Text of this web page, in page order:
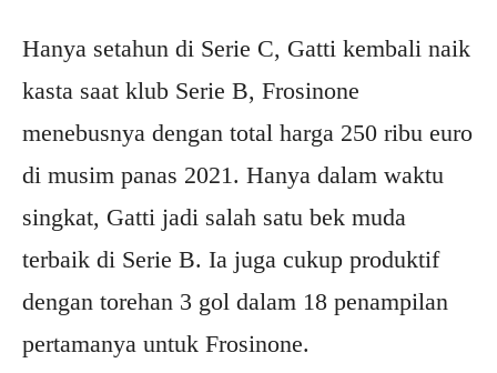
Hanya setahun di Serie C, Gatti kembali naik
kasta saat klub Serie B, Frosinone
menebusnya dengan total harga 250 ribu euro
di musim panas 2021. Hanya dalam waktu
singkat, Gatti jadi salah satu bek muda
terbaik di Serie B. Ia juga cukup produktif
dengan torehan 3 gol dalam 18 penampilan
pertamanya untuk Frosinone.